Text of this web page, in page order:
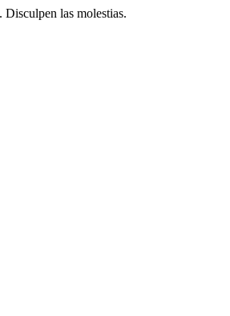
las molestias.